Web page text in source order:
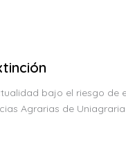
bajo el riesgo
Agrarias de